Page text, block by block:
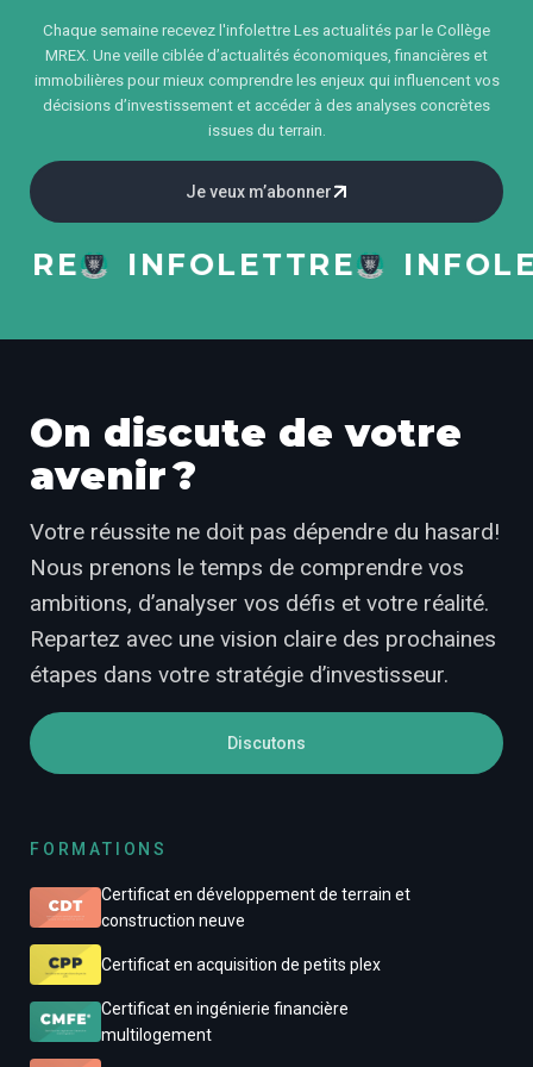
Chaque semaine recevez l'infolettre Les actualités par le Collège
MREX. Une veille ciblée d’actualités économiques, financières et
immobilières pour mieux comprendre les enjeux qui influencent vos
décisions d’investissement et accéder à des analyses concrètes
issues du terrain.
Je veux m’abonner
INFOLETTRE
On discute de votre
avenir ?
Votre réussite ne doit pas dépendre du hasard!
Nous prenons le temps de comprendre vos
ambitions, d’analyser vos défis et votre réalité.
Repartez avec une vision claire des prochaines
étapes dans votre stratégie d’investisseur.
Discutons
FORMATIONS
Certificat en développement de terrain et
construction neuve
Certificat en acquisition de petits plex
Certificat en ingénierie financière
multilogement